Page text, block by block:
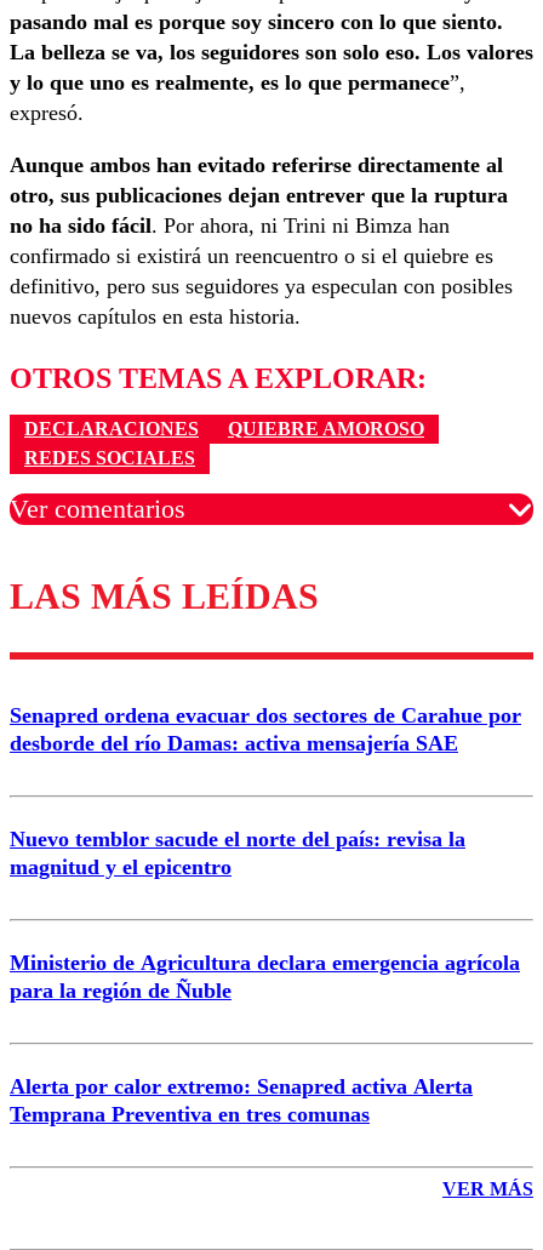
pasando mal es porque soy sincero con lo que siento.
La belleza se va, los seguidores son solo eso. Los valores
y lo que uno es realmente, es lo que permanece”,
expresó.
Aunque ambos han evitado referirse directamente al
otro, sus publicaciones dejan entrever que la ruptura
no ha sido fácil. Por ahora, ni Trini ni Bimza han
confirmado si existirá un reencuentro o si el quiebre es
definitivo, pero sus seguidores ya especulan con posibles
nuevos capítulos en esta historia.
OTROS TEMAS A EXPLORAR:
DECLARACIONES
QUIEBRE AMOROSO
REDES SOCIALES
Ver comentarios
Los comentarios son moderados para garantizar un
diálogo respetuoso.
Nombre
Correo
LAS MÁS LEÍDAS
Senapred ordena evacuar dos sectores de Carahue por
desborde del río Damas: activa mensajería SAE
Nuevo temblor sacude el norte del país: revisa la
magnitud y el epicentro
Ministerio de Agricultura declara emergencia agrícola
para la región de Ñuble
Alerta por calor extremo: Senapred activa Alerta
Temprana Preventiva en tres comunas
VER MÁS